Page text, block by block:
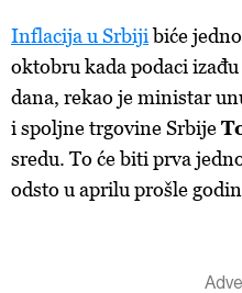
Inflacija u Srbijibiće
oktobru kada podaci izađu
dana, rekao je ministar
i spoljne trgovine Srbije
sredu. To će biti prva
odsto u aprilu prošle